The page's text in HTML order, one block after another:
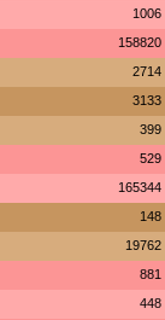
1006
158820
2714
3133
399
529
165344
148
19762
881
448